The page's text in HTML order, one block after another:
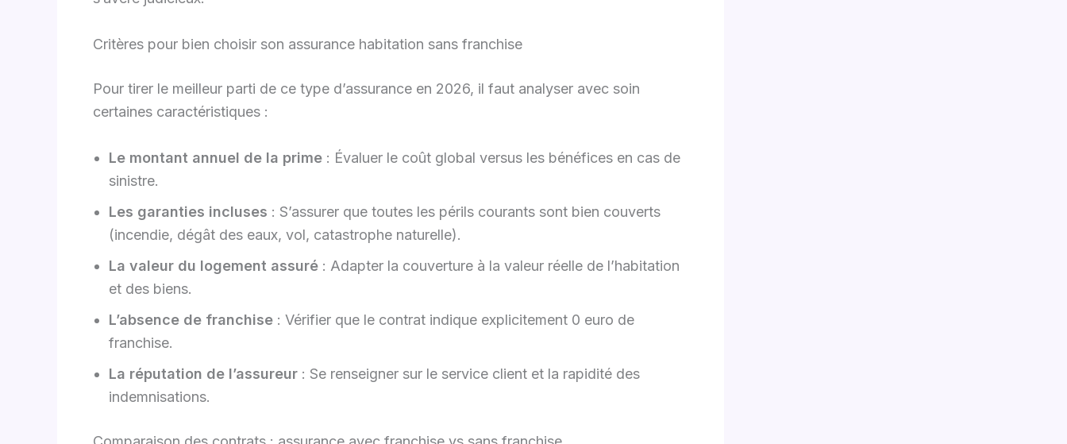
Critères pour bien choisir son assurance habitation sans franchise
Pour tirer le meilleur parti de ce type d’assurance en 2026, il faut analyser avec soin
certaines caractéristiques :
Le montant annuel de la prime : Évaluer le coût global versus les bénéfices en cas de
sinistre.
Les garanties incluses : S’assurer que toutes les périls courants sont bien couverts
(incendie, dégât des eaux, vol, catastrophe naturelle).
La valeur du logement assuré : Adapter la couverture à la valeur réelle de l’habitation
et des biens.
L’absence de franchise : Vérifier que le contrat indique explicitement 0 euro de
franchise.
La réputation de l’assureur : Se renseigner sur le service client et la rapidité des
indemnisations.